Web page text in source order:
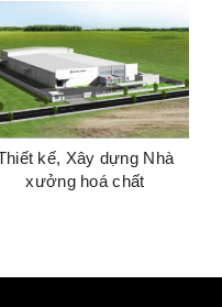
kế, Xây dựng Nhà
xưởng hoá chất